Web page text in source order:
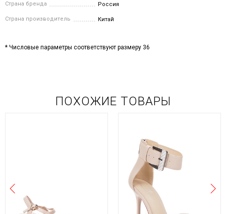
Страна бренда Россия
Страна производитель Китай
* Числовые параметры соответствуют размеру 36
ПОХОЖИЕ ТОВАРЫ